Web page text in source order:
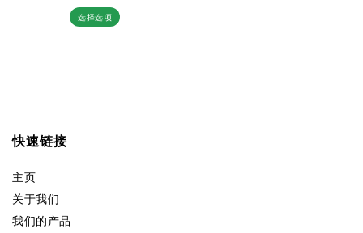
选择选项
快速链接
主页
关于我们
我们的产品